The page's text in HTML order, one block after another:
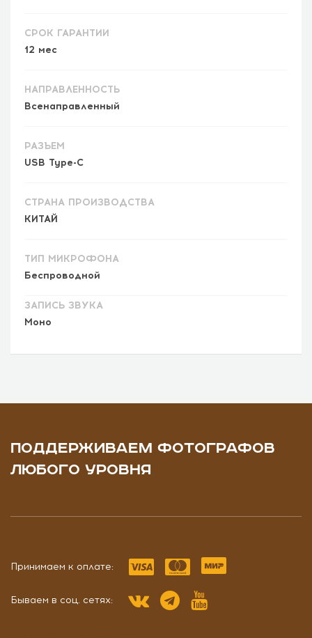
СРОК ГАРАНТИИ
12 мес
НАПРАВЛЕННОСТЬ
Всенаправленный
РАЗЪЕМ
USB Type-C
СТРАНА ПРОИЗВОДСТВА
КИТАЙ
ТИП МИКРОФОНА
Беспроводной
ЗАПИСЬ ЗВУКА
Моно
ПОДДЕРЖИВАЕМ ФОТОГРАФОВ
ЛЮБОГО УРОВНЯ
Принимаем к оплате:
Бываем в соц. сетях: